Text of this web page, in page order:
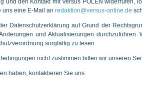
und den Kontakt mit Versus POLEN widerrufen,
uns eine E-Mail an redaktion@versus-online.de
Datenschutzerklärung auf Grund der
und Aktualisierungen
sorgfältig zu lesen.
nicht zustimmen bitten wir unseren
haben, kontaktieren Sie uns.